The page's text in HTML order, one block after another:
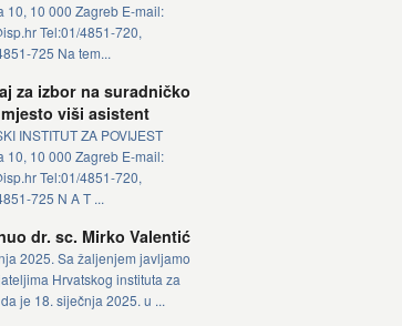
10, 10 000 Zagreb E-mail:
Tel:01/4851-720,
725 Na tem...
za izbor na suradničko
viši asistent
INSTITUT ZA POVIJEST
10, 10 000 Zagreb E-mail:
Tel:01/4851-720,
725 N A T ...
dr. sc. Mirko Valentić
2025. Sa žaljenjem javljamo
Hrvatskog instituta za
je 18. siječnja 2025. u ...